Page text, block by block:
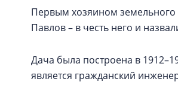
Первым хозяином земельного
Павлов – в честь него и
Дача была построена в
является гражданский